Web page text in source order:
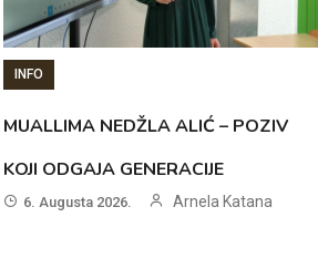
INFO
MUALLIMA NEDŽLA ALIĆ – POZIV
KOJI ODGAJA GENERACIJE
6. Augusta 2026. Arnela Katana